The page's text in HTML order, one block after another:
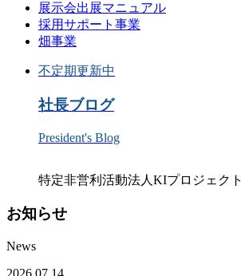
展示会出展マニュアル
採用サポート事業
畑事業
不定期更新中
社長ブログ
President's Blog
特定非営利活動法人KIプロジェクト
お知らせ
News